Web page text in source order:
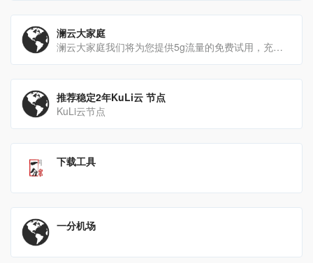
澜云大家庭
澜云大家庭我们将为您提供5g流量的免费试用，充分体验我们的产品，不花冤枉钱。
推荐稳定2年KuLi云 节点
KuLi云节点
下载工具
一分机场